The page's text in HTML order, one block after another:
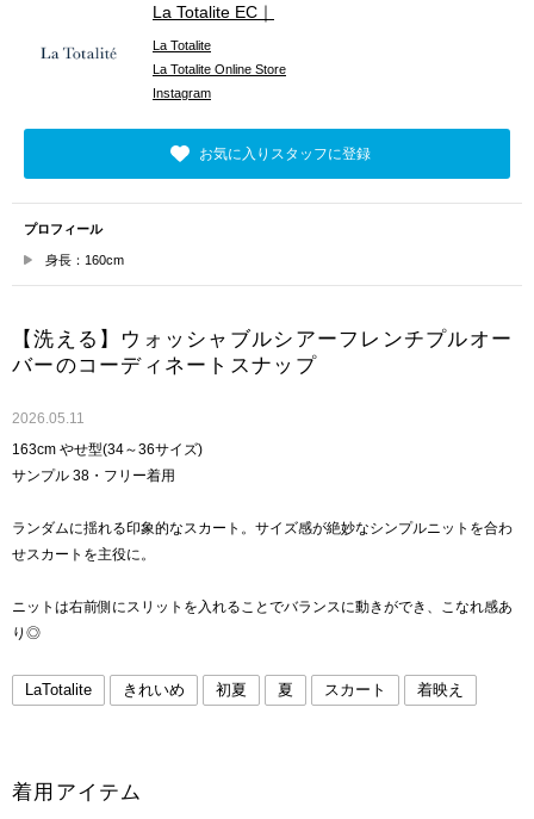
La Totalite EC｜
La Totalite
La Totalite Online Store
Instagram
お気に入りスタッフに登録
プロフィール
身長：160cm
【洗える】ウォッシャブルシアーフレンチプルオー
バーのコーディネートスナップ
2026.05.11
163cm やせ型(34～36サイズ)
サンプル 38・フリー着用
ランダムに揺れる印象的なスカート。サイズ感が絶妙なシンプルニットを合わ
せスカートを主役に。
ニットは右前側にスリットを入れることでバランスに動きができ、こなれ感あ
り◎
LaTotalite きれいめ 初夏 夏 スカート 着映え
着用アイテム